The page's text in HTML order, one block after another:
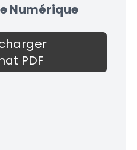
Numérique
PDF